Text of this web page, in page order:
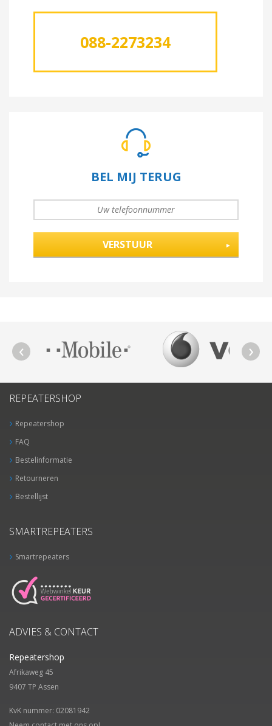
088-2273234
BEL MIJ TERUG
UW TELEFOONNUMMER*
REPEATERSHOP
Repeatershop
FAQ
Bestelinformatie
Retourneren
Bestellijst
SMARTREPEATERS
Smartrepeaters
ADVIES & CONTACT
Repeatershop
Afrikaweg 45
9407 TP Assen
KvK nummer: 02081942